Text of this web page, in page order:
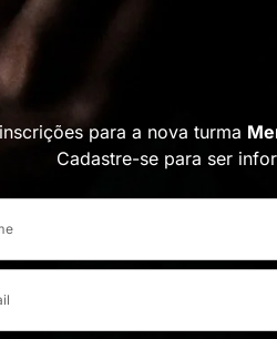
para a nova turma
Cadastre-se para ser